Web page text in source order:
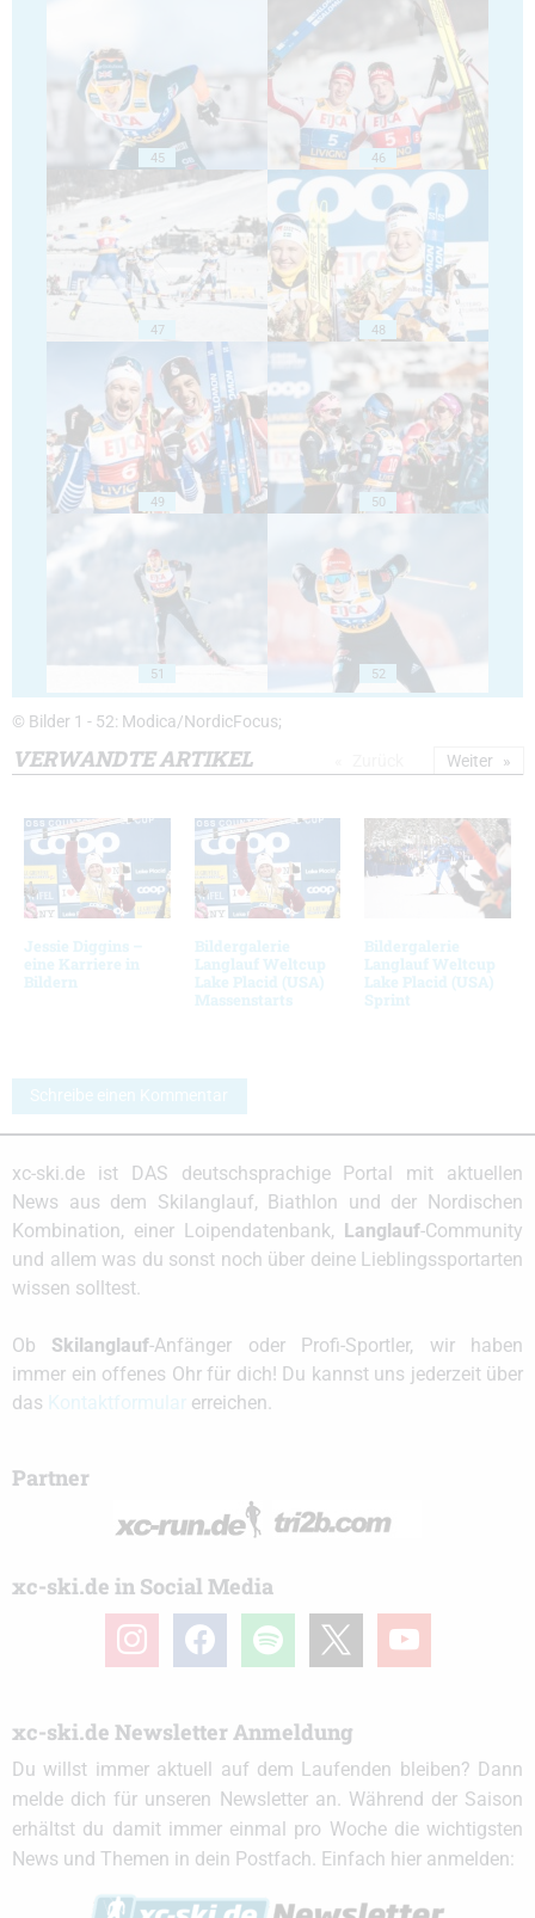
45 46
47 48
49 50
51 52
© Bilder 1 - 52: Modica/NordicFocus;
VERWANDTE ARTIKEL
Jessie Diggins –
eine Karriere in
Bildern
Bildergalerie
Langlauf Weltcup
Lake Placid (USA)
Massenstarts
Bildergalerie
Langlauf Weltcup
Lake Placid (USA)
Sprint
Weiter
Schreibe einen Kommentar
xc-ski.de ist DAS deutschsprachige Portal mit aktuellen
News aus dem Skilanglauf, Biathlon und der Nordischen
Kombination, einer Loipendatenbank,
Langlauf-Community
und allem was du sonst noch über deine Lieblingssportarten
wissen solltest.
Ob Skilanglauf-Anfänger oder Profi-Sportler, wir haben
immer ein offenes Ohr für dich! Du kannst uns jederzeit über
das
erreichen.
Partner
xc-ski.de in Social Media
instagramfacebook spotify youtube
xc-ski.de Newsletter Anmeldung
Du willst immer aktuell auf dem Laufenden bleiben? Dann
melde dich für unseren Newsletter an. Während der Saison
erhältst du damit immer einmal pro Woche die wichtigsten
News und Themen in dein Postfach. Einfach hier anmelden: